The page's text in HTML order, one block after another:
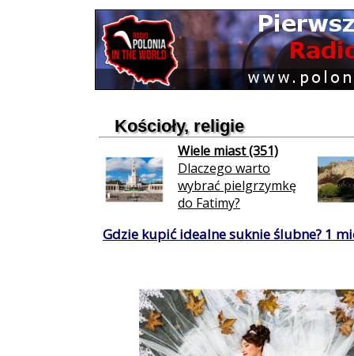
Kościoły, religie
Wiele miast (351)
Dlaczego warto
wybrać pielgrzymkę
do Fatimy?
Gdzie kupić idealne suknie ślubne? 1